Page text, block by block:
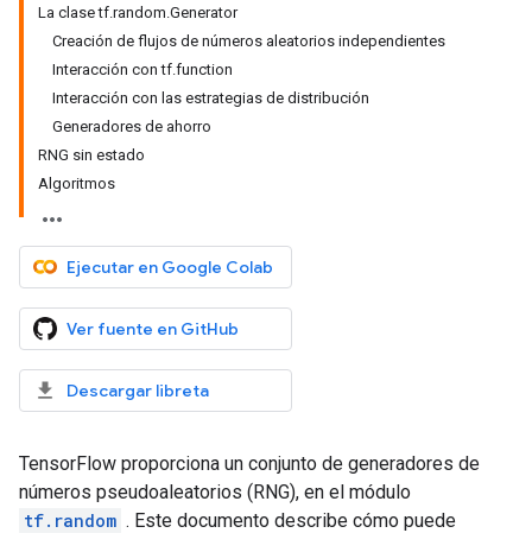
La clase tf.random.Generator
Creación de flujos de números aleatorios independientes
Interacción con tf.function
Interacción con las estrategias de distribución
Generadores de ahorro
RNG sin estado
Algoritmos
Ejecutar en Google Colab
Ver fuente en GitHub
Descargar libreta
TensorFlow proporciona un conjunto de generadores de
números pseudoaleatorios (RNG), en el módulo
tf.random . Este documento describe cómo puede